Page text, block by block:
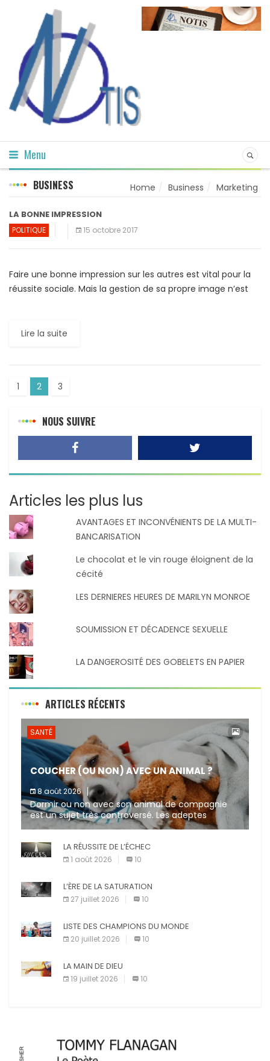
Menu
BUSINESS Home Business Marketing
LA BONNE IMPRESSION
POLITIQUE 15 octobre 2017
Faire une bonne impression sur les autres est vital pour la
réussite sociale. Mais la gestion de sa propre image n’est
Lire la suite
1 2 3
NOUS SUIVRE
Articles les plus lus
AVANTAGES ET INCONVÉNIENTS DE LA MULTI-
BANCARISATION
Le chocolat et le vin rouge éloignent de la
cécité
LES DERNIERES HEURES DE MARILYN MONROE
SOUMISSION ET DÉCADENCE SEXUELLE
LA DANGEROSITÉ DES GOBELETS EN PAPIER
ARTICLES RÉCENTS
SANTÉ
COUCHER (OU NON) AVEC UN ANIMAL ?
8 août 2026
Dormir ou non avec son animal de compagnie
est un sujet très controversé. Les adeptes
affirment que la présence de leur compagnon à
LA RÉUSSITE DE L’ÉCHEC
1 août 2026 10
L’ÈRE DE LA SATURATION
27 juillet 2026 10
LISTE DES CHAMPIONS DU MONDE
20 juillet 2026 10
LA MAIN DE DIEU
19 juillet 2026 10